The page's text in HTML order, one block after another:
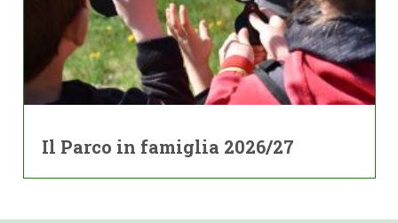
Il Parco in famiglia 2026/27